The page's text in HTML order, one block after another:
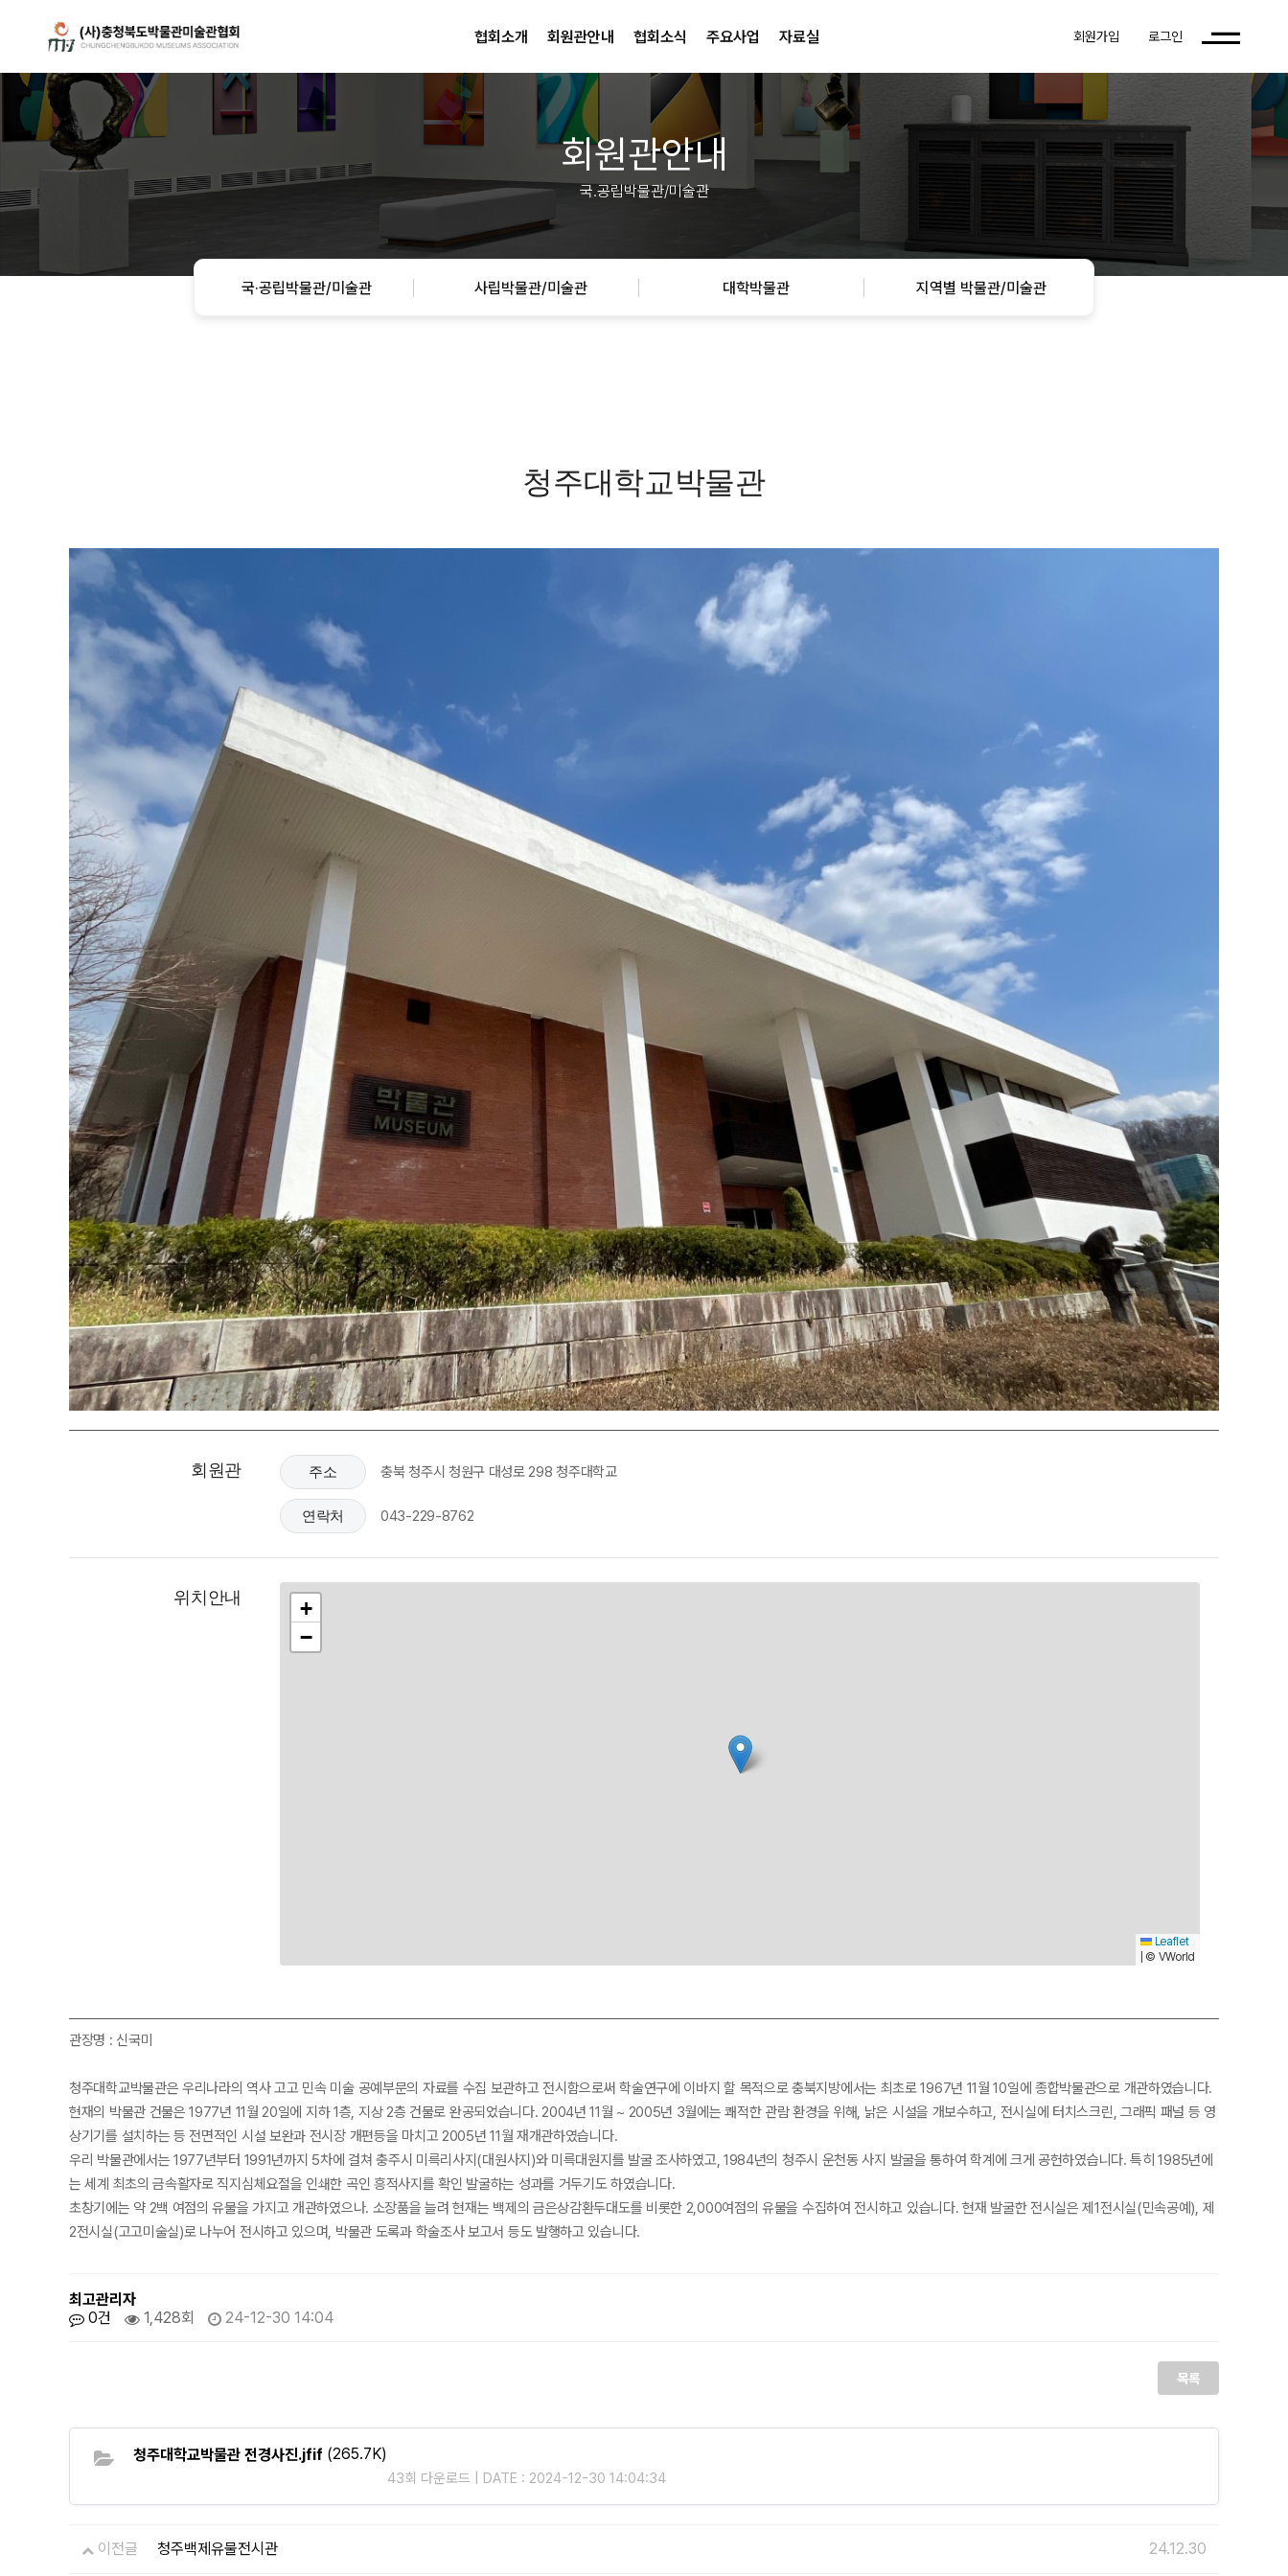
협회소개 회원관안내 협회소식 주요사업 자료실 회원가입 로그인
회원관안내
국.공립박물관/미술관
국·공립박물관/미술관 사립박물관/미술관 대학박물관 지역별 박물관/미술관
청주대학교박물관
회원관 주소 충북 청주시 청원구 대성로 298 청주대학교
연락처 043-229-8762
위치안내
+
−
Leaflet
© VWorld
관장명 : 신국미
청주대학교박물관은 우리나라의 역사 고고 민속 미술 공예부문의 자료를 수집 보관하고 전시함으로써 학술연구에 이바지 할 목적으로 충북지방에서는 최초로 1967년 11월 10일에 종합박물관으로 개관하였습니다.
현재의 박물관 건물은 1977년 11월 20일에 지하 1층, 지상 2층 건물로 완공되었습니다. 2004년 11월 ~ 2005년 3월에는 쾌적한 관람 환경을 위해, 낡은 시설을 개보수하고, 전시실에 터치스크린, 그래픽 패널 등 영
상기기를 설치하는 등 전면적인 시설 보완과 전시장 개편등을 마치고 2005년 11월 재개관하였습니다.
우리 박물관에서는 1977년부터 1991년까지 5차에 걸쳐 충주시 미륵리사지(대원사지)와 미륵대원지를 발굴 조사하였고, 1984년의 청주시 운천동 사지 발굴을 통하여 학계에 크게 공헌하였습니다. 특히 1985년에
는 세계 최초의 금속활자로 직지심체요절을 인쇄한 곡인 흥적사지를 확인 발굴하는 성과를 거두기도 하였습니다.
초창기에는 약 2백 여점의 유물을 가지고 개관하였으나. 소장품을 늘려 현재는 백제의 금은상감환두대도를 비롯한 2,000여점의 유물을 수집하여 전시하고 있습니다. 현재 발굴한 전시실은 제1전시실(민속공예), 제
2전시실(고고미술실)로 나누어 전시하고 있으며, 박물관 도록과 학술조사 보고서 등도 발행하고 있습니다.
최고관리자
0건
1,428회 24-12-30 14:04
목록
청주대학교박물관 전경사진.jfif (265.7K)
43회 다운로드 | DATE : 2024-12-30 14:04:34
이전글 청주백제유물전시관 24.12.30